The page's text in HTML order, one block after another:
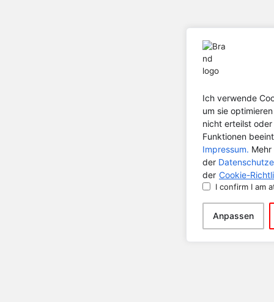
Ich verwende
um sie
nicht erteilst
Funktionen
Impressum.
der
der Cookie-
I confirm I am
Anpassen